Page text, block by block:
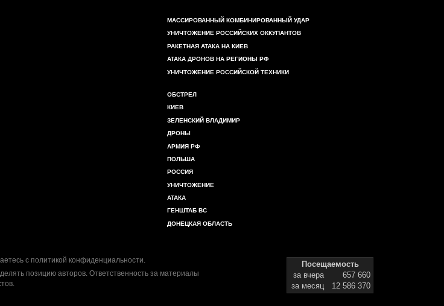
МАССИРОВАННЫЙ КОМБИНИРОВАННЫЙ УДАР
УНИЧТОЖЕНИЕ РОССИЙСКИХ ОККУПАНТОВ
РАКЕТНАЯ АТАКА НА КИЕВ
АТАКА ДРОНОВ НА РЕГИОНЫ РФ
УНИЧТОЖЕНИЕ РОССИЙСКОЙ ТЕХНИКИ
ОБСТРЕЛ
КИЕВ
ЗЕЛЕНСКИЙ ВЛАДИМИР
ДРОНЫ
АРМИЯ РФ
ПОЛЬША
РОССИЯ
УНИЧТОЖЕНИЕ
АТАКА
ГЕНШТАБ ВС
ДОНЕЦКАЯ ОБЛАСТЬ
с политикой конфиденциальности.
позицию авторов. Ответственность за материалы
Посещаемость
за вчера
657 660
за месяц
12 586 370